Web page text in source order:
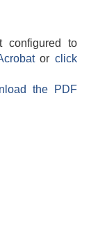
configured to
orclick
the PDF